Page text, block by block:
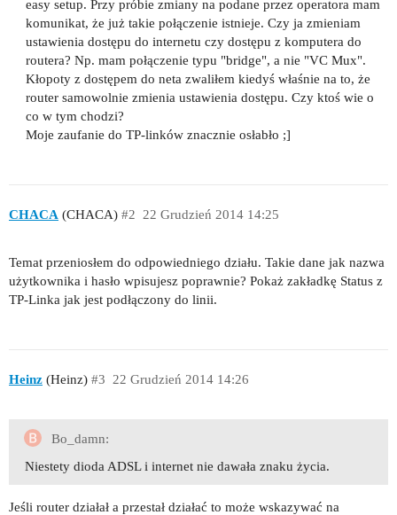
easy setup. Przy próbie zmiany na podane przez operatora mam
komunikat, że już takie połączenie istnieje. Czy ja zmieniam
ustawienia dostępu do internetu czy dostępu z komputera do
routera? Np. mam połączenie typu "bridge", a nie "VC Mux".
Kłopoty z dostępem do neta zwaliłem kiedyś właśnie na to, że
router samowolnie zmienia ustawienia dostępu. Czy ktoś wie o
co w tym chodzi?
Moje zaufanie do TP-linków znacznie osłabło ;]
CHACA (CHACA) 22 Grudzień 2014 14:25
#2
Temat przeniosłem do odpowiedniego działu. Takie dane jak nazwa
użytkownika i hasło wpisujesz poprawnie? Pokaż zakładkę Status z
TP-Linka jak jest podłączony do linii.
Heinz (Heinz) 22 Grudzień 2014 14:26
#3
Bo_damn:
Niestety dioda ADSL i internet nie dawała znaku życia.
Jeśli router działał a przestał działać to może wskazywać na